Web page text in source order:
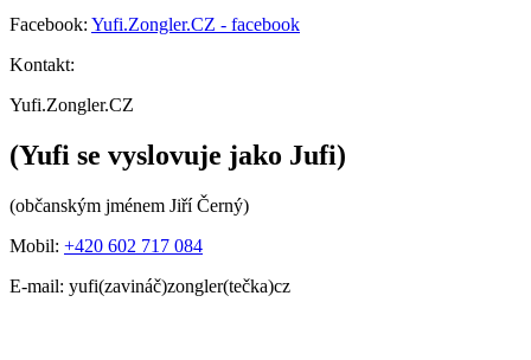
Facebook: Yufi.Zongler.CZ - facebook
Kontakt:
Yufi.Zongler.CZ
(Yufi se vyslovuje jako Jufi)
(občanským jménem Jiří Černý)
Mobil: +420 602 717 084
E-mail: yufi(zavináč)zongler(tečka)cz